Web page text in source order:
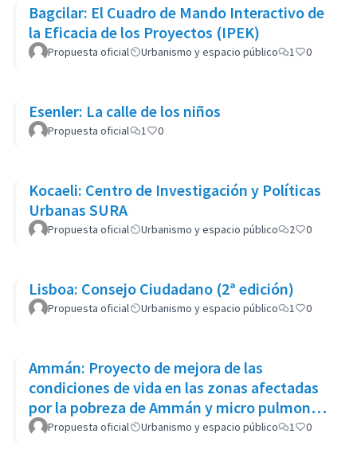
Bagcilar: El Cuadro de Mando Interactivo de
la Eficacia de los Proyectos (IPEK)
Propuesta oficial Urbanismo y espacio público 1 0
Esenler: La calle de los niños
Propuesta oficial 1 0
Kocaeli: Centro de Investigación y Políticas
Urbanas SURA
Propuesta oficial Urbanismo y espacio público 2 0
Lisboa: Consejo Ciudadano (2ª edición)
Propuesta oficial Urbanismo y espacio público 1 0
Ammán: Proyecto de mejora de las
condiciones de vida en las zonas afectadas
por la pobreza de Ammán y micro pulmones
urbanos
Propuesta oficial Urbanismo y espacio público 1 0